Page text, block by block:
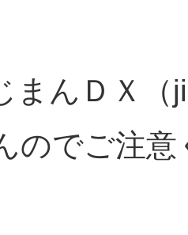
まんＤＸ（
のでご注意